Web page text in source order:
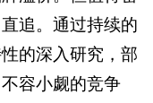
追。通过持续的
的深入研究，部
容小觑的竞争